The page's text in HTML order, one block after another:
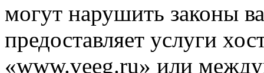
могут нарушить законы
предоставляет услуги
«www.veeg.ru» или